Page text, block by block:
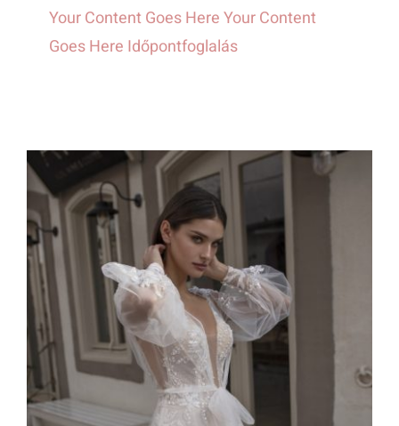
Your Content Goes Here Your Content
Goes Here Időpontfoglalás